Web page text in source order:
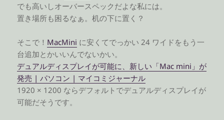
でも高いしオーバースペックだよな私には。
置き場所も困るなぁ。机の下に置く？
そこで！ MacMini に安くてでっかい 24 ワイドをもう一
台追加とかいいんでないかい。
デュアルディスプレイが可能に、新しい「Mac mini」が
発売 | パソコン | マイコミジャーナル
1920 × 1200 ならデフォルトでデュアルディスプレイが
可能だそうです。